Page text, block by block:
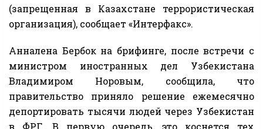
(запрещенная в Казахстане террористическая
организация), сообщает «Интерфакс».
Анналена Бербок на брифинге, после встречи с
министром иностранных дел Узбекистана
Владимиром Норовым, сообщила, что
правительство приняло решение ежемесячно
депортировать тысячи людей через Узбекистан
в ФРГ. В первую очередь, это коснется тех